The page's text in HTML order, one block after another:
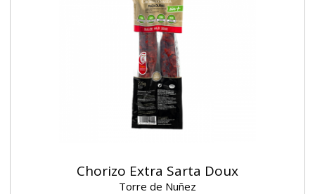
Chorizo Extra Sarta Doux
Torre de Nuñez